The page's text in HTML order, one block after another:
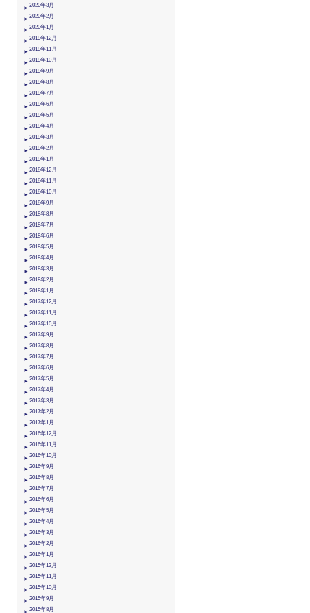
2020年3月
2020年2月
2020年1月
2019年12月
2019年11月
2019年10月
2019年9月
2019年8月
2019年7月
2019年6月
2019年5月
2019年4月
2019年3月
2019年2月
2019年1月
2018年12月
2018年11月
2018年10月
2018年9月
2018年8月
2018年7月
2018年6月
2018年5月
2018年4月
2018年3月
2018年2月
2018年1月
2017年12月
2017年11月
2017年10月
2017年9月
2017年8月
2017年7月
2017年6月
2017年5月
2017年4月
2017年3月
2017年2月
2017年1月
2016年12月
2016年11月
2016年10月
2016年9月
2016年8月
2016年7月
2016年6月
2016年5月
2016年4月
2016年3月
2016年2月
2016年1月
2015年12月
2015年11月
2015年10月
2015年9月
2015年8月